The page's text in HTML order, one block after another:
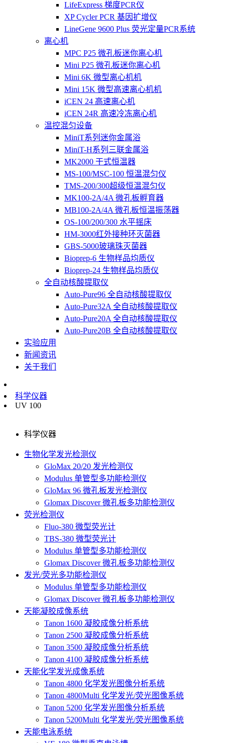
LifeExpress 梯度PCR仪
XP Cycler PCR 基因扩增仪
LineGene 9600 Plus 荧光定量PCR系统
离心机
MPC P25 微孔板迷你离心机
Mini P25 微孔板迷你离心机
Mini 6K 微型离心机机
Mini 15K 微型高速离心机机
iCEN 24 高速离心机
iCEN 24R 高速冷冻离心机
温控混匀设备
MiniT系列迷你金属浴
MiniT-H系列三联金属浴
MK2000 干式恒温器
MS-100/MSC-100 恒温混匀仪
TMS-200/300超级恒温混匀仪
MK100-2A/4A 微孔板孵育器
MB100-2A/4A 微孔板恒温振荡器
OS-100/200/300 水平摇床
HM-3000红外接种环灭菌器
GBS-5000玻璃珠灭菌器
Bioprep-6 生物样品均质仪
Bioprep-24 生物样品均质仪
全自动核酸提取仪
Auto-Pure96 全自动核酸提取仪
Auto-Pure32A 全自动核酸提取仪
Auto-Pure20A 全自动核酸提取仪
Auto-Pure20B 全自动核酸提取仪
实验应用
新闻资讯
关于我们
科学仪器
UV 100
科学仪器
生物化学发光检测仪
GloMax 20/20 发光检测仪
Modulus 单管型多功能检测仪
GloMax 96 微孔板发光检测仪
Glomax Discover 微孔板多功能检测仪
荧光检测仪
Fluo-380 微型荧光计
TBS-380 微型荧光计
Modulus 单管型多功能检测仪
Glomax Discover 微孔板多功能检测仪
发光/荧光多功能检测仪
Modulus 单管型多功能检测仪
Glomax Discover 微孔板多功能检测仪
天能凝胶成像系统
Tanon 1600 凝胶成像分析系统
Tanon 2500 凝胶成像分析系统
Tanon 3500 凝胶成像分析系统
Tanon 4100 凝胶成像分析系统
天能化学发光成像系统
Tanon 4800 化学发光图像分析系统
Tanon 4800Multi 化学发光/荧光图像系统
Tanon 5200 化学发光图像分析系统
Tanon 5200Multi 化学发光/荧光图像系统
天能电泳系统